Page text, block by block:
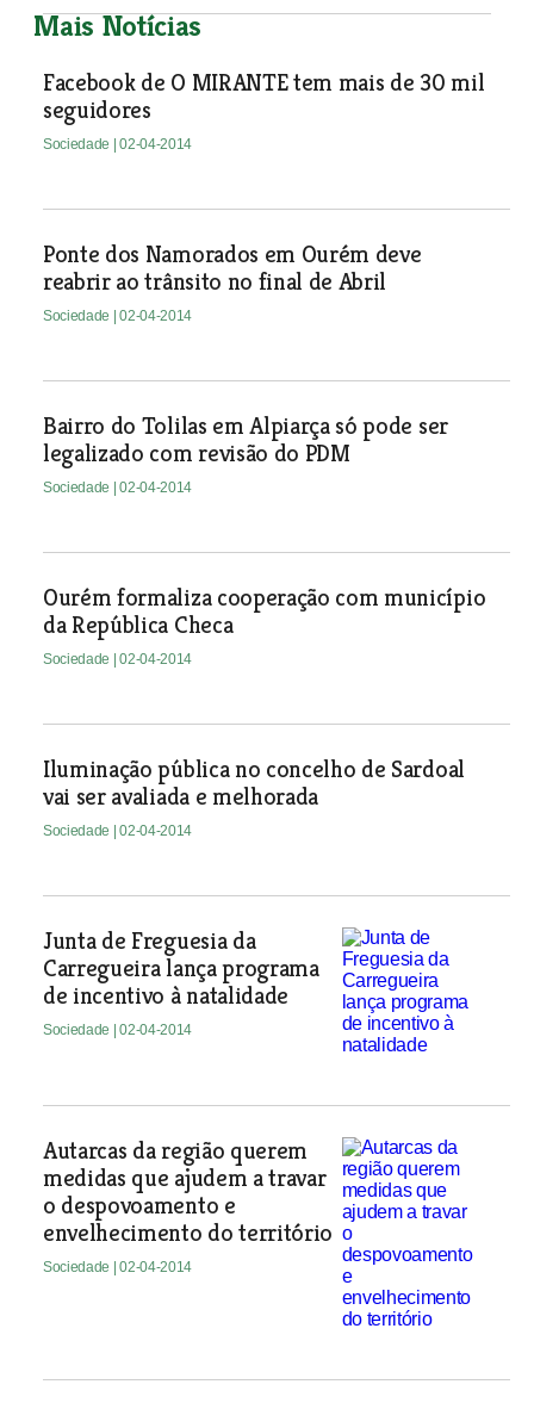
Mais Notícias
Facebook de O MIRANTE tem mais de 30 mil
seguidores
Sociedade | 02-04-2014
Ponte dos Namorados em Ourém deve
reabrir ao trânsito no final de Abril
Sociedade | 02-04-2014
Bairro do Tolilas em Alpiarça só pode ser
legalizado com revisão do PDM
Sociedade | 02-04-2014
Ourém formaliza cooperação com município
da República Checa
Sociedade | 02-04-2014
Iluminação pública no concelho de Sardoal
vai ser avaliada e melhorada
Sociedade | 02-04-2014
Junta de Freguesia da
Carregueira lança programa
de incentivo à natalidade
Sociedade | 02-04-2014
Autarcas da região querem
medidas que ajudem a travar
o despovoamento e
envelhecimento do território
Sociedade | 02-04-2014